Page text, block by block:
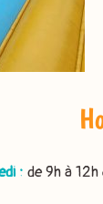
: de 9h à